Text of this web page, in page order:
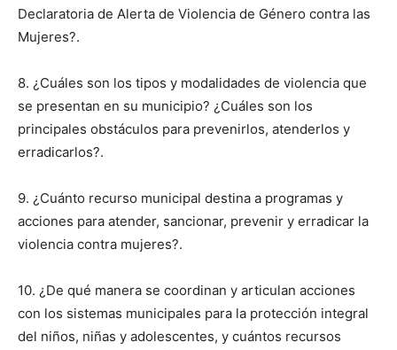
Declaratoria de Alerta de Violencia de Género contra las
Mujeres?.
8. ¿Cuáles son los tipos y modalidades de violencia que
se presentan en su municipio? ¿Cuáles son los
principales obstáculos para prevenirlos, atenderlos y
erradicarlos?.
9. ¿Cuánto recurso municipal destina a programas y
acciones para atender, sancionar, prevenir y erradicar la
violencia contra mujeres?.
10. ¿De qué manera se coordinan y articulan acciones
con los sistemas municipales para la protección integral
del niños, niñas y adolescentes, y cuántos recursos